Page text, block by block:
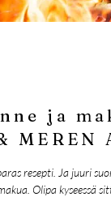
ja
MEREN
resepti. Ja juuri
Olipa kyseessä